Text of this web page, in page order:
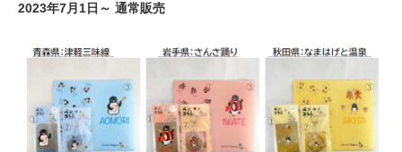
2023年7月1日～ 通常販売